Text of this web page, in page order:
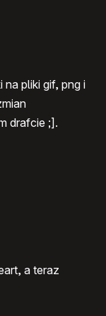
pliki gif, png i
drafcie ;].
a teraz